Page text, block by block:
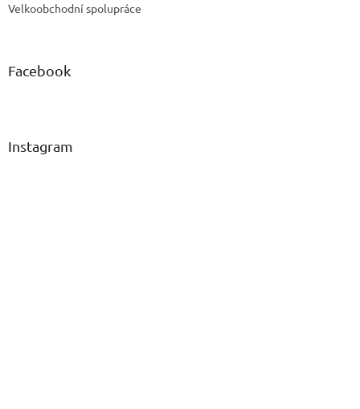
Velkoobchodní spolupráce
Facebook
Instagram